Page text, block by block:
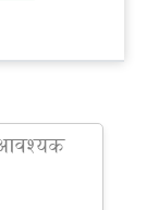
आवश्यक